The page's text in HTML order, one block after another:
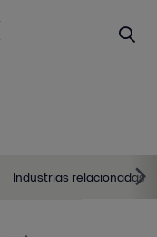
Industrias relacionadas